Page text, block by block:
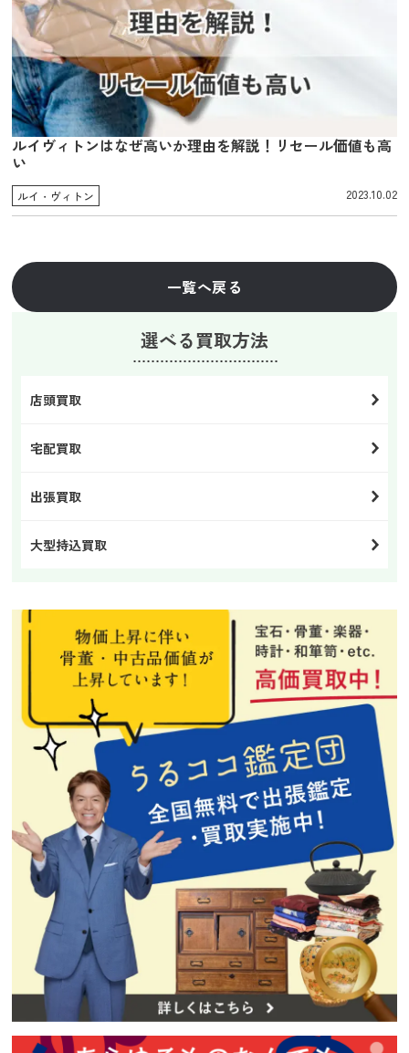
ルイヴィトンはなぜ高いか理由を解説！リセール価値も高
い
ルイ・ヴィトン 2023.10.02
一覧へ戻る
選べる買取方法
店頭買取
宅配買取
出張買取
大型持込買取